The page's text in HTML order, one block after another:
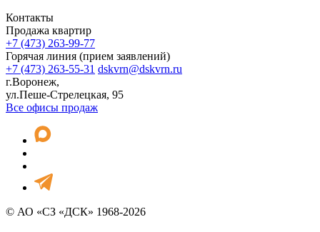
Контакты
Продажа квартир
+7 (473) 263-99-77
Горячая линия (прием заявлений)
+7 (473) 263-55-31 dskvrn@dskvrn.ru
г.Воронеж,
ул.Пеше-Стрелецкая, 95
Все офисы продаж
© АО «СЗ «ДСК» 1968-2026